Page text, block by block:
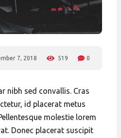
7, 2018 519 0
nibh sed convallis. Cras
id placerat metus
molestie lorem
Donec placerat suscipit